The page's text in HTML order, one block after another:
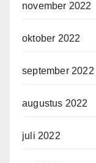
november 2022
oktober 2022
september 2022
augustus 2022
juli 2022